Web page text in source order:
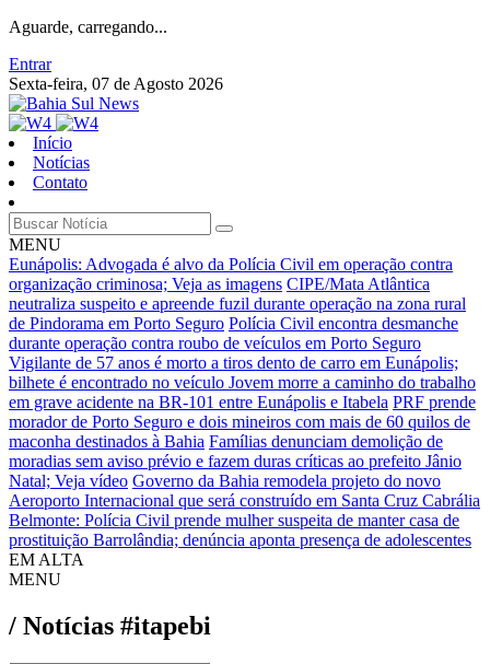
Aguarde, carregando...
Entrar
Sexta-feira, 07 de Agosto 2026
Início
Notícias
Contato
MENU
Eunápolis: Advogada é alvo da Polícia Civil em operação contra
organização criminosa; Veja as imagens CIPE/Mata Atlântica
neutraliza suspeito e apreende fuzil durante operação na zona rural
de Pindorama em Porto Seguro Polícia Civil encontra desmanche
durante operação contra roubo de veículos em Porto Seguro
Vigilante de 57 anos é morto a tiros dento de carro em Eunápolis;
bilhete é encontrado no veículo Jovem morre a caminho do trabalho
em grave acidente na BR-101 entre Eunápolis e Itabela PRF prende
morador de Porto Seguro e dois mineiros com mais de 60 quilos de
maconha destinados à Bahia Famílias denunciam demolição de
moradias sem aviso prévio e fazem duras críticas ao prefeito Jânio
Natal; Veja vídeo Governo da Bahia remodela projeto do novo
Aeroporto Internacional que será construído em Santa Cruz Cabrália
Belmonte: Polícia Civil prende mulher suspeita de manter casa de
prostituição Barrolândia; denúncia aponta presença de adolescentes
EM ALTA
MENU
/ Notícias #itapebi